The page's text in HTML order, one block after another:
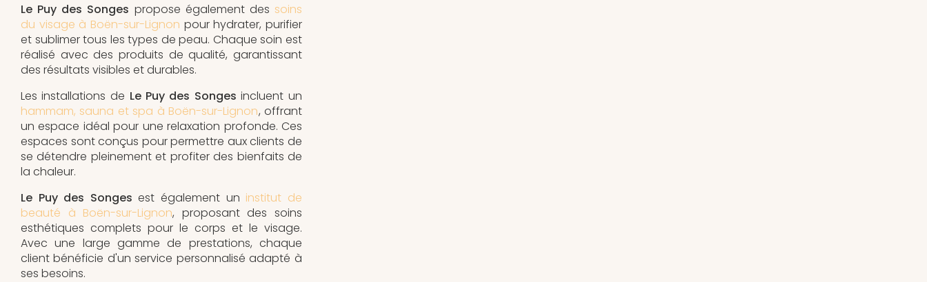
Le Puy des Songes propose également des soins
du visage à Boën-sur-Lignon pour hydrater, purifier
et sublimer tous les types de peau. Chaque soin est
réalisé avec des produits de qualité, garantissant
des résultats visibles et durables.
Les installations de Le Puy des Songes incluent un
hammam, sauna et spa à Boën-sur-Lignon, offrant
un espace idéal pour une relaxation profonde. Ces
espaces sont conçus pour permettre aux clients de
se détendre pleinement et profiter des bienfaits de
la chaleur.
Le Puy des Songes est également un institut de
beauté à Boën-sur-Lignon, proposant des soins
esthétiques complets pour le corps et le visage.
Avec une large gamme de prestations, chaque
client bénéficie d'un service personnalisé adapté à
ses besoins.